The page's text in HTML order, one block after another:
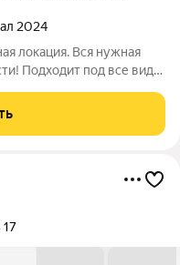
2024
локация. Вся нужная
Подходит под все виды
17